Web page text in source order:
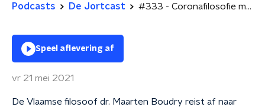
Podcasts De Jortcast #333 - Coronafilosofie met de bejaardenhater
Speel aflevering af
vr 21 mei 2021
De Vlaamse filosoof dr. Maarten Boudry reist af naar